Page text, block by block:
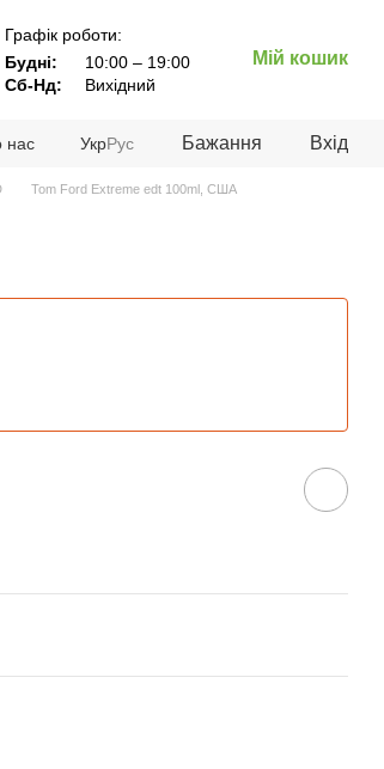
Графік роботи:
Будні:
10:00 – 19:00
Сб-Нд:
Вихідний
Мій кошик
нас
УкрРус Бажання Вхід
Tom Ford Extreme edt 100ml, США